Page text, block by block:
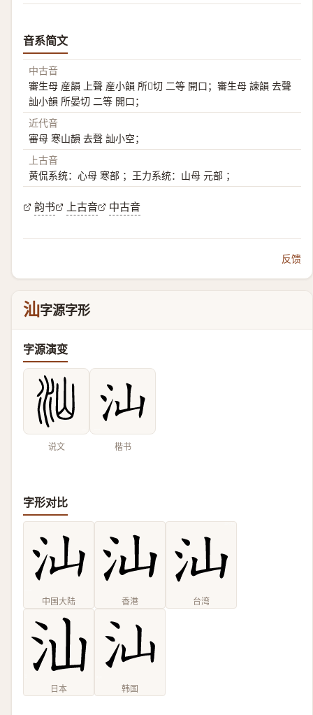
音系简文
中古音
審生母 産韻 上聲 産小韻 所𥳑切 二等 開口；審生母 諫韻 去聲
訕小韻 所晏切 二等 開口；
近代音
審母 寒山韻 去聲 訕小空；
上古音
黄侃系统：心母 寒部 ；王力系统：山母 元部 ；
韵书 上古音 中古音
反馈
汕字源字形
字源演变
说文 楷书
字形对比
中国大陆 香港 台湾
日本 韩国